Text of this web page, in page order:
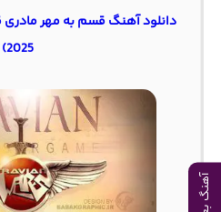
دانلود آهنگ ﻗﺴﻢ ﺑﻪ ﻣﻬﺮ ﻣﺎدری
2025)